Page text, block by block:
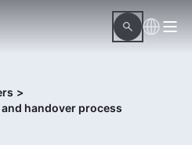
>
handover process